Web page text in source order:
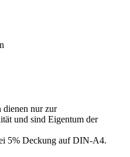
dienen nur zur
und sind Eigentum der
5% Deckung auf DIN-A4.